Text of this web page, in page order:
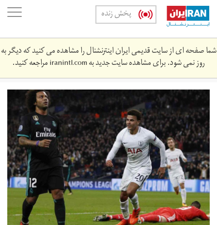
Skip
main
content
پخش زنده
شما صفحه ای از سایت قدیمی ایران اینترنشنال را مشاهده می کنید که دیگر به
روز نمی شود. برای مشاهده سایت جدید بهiranintl.comمراجعه کنید.
1509575046031.jpg